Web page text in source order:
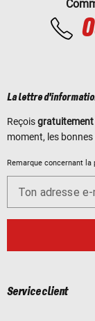
La lettre
Reçoisgratuitement
moment, les
Remarque concernant
Ton adresse e-
Service client